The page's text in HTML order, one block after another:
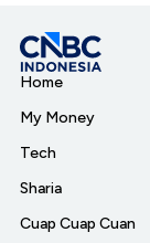
Home
My Money
Tech
Sharia
Cuap Cuap Cuan